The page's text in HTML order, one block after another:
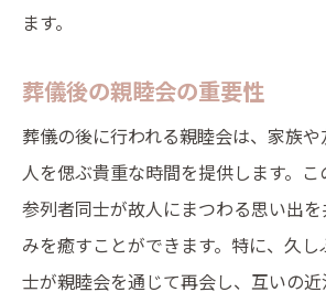
ます。
葬儀後の親睦会の重要性
葬儀の後に行われる親睦会は、家族
人を偲ぶ貴重な時間を提供します。こ
参列者同士が故人にまつわる思い出
みを癒すことができます。特に、久
士が親睦会を通じて再会し、互いの